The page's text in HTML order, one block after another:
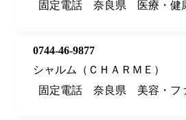
固定電話 奈良県 医療・健
0744-46-9877
シャルム（ＣＨＡＲＭＥ）
固定電話
奈良県 美容・フ